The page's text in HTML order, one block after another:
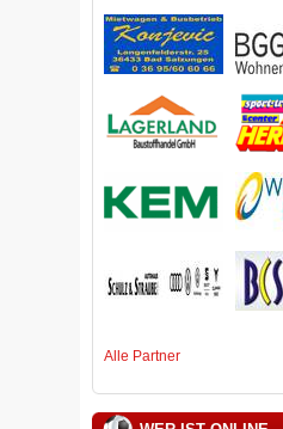
Alle Partner